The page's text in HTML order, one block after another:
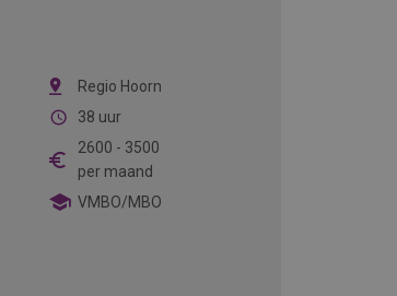
Regio Hoorn
38 uur
2600 - 3500
per maand
VMBO/MBO